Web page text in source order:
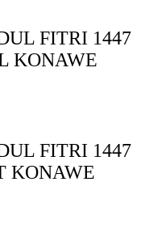
FITRI 1447
KONAWE
FITRI 1447
KONAWE